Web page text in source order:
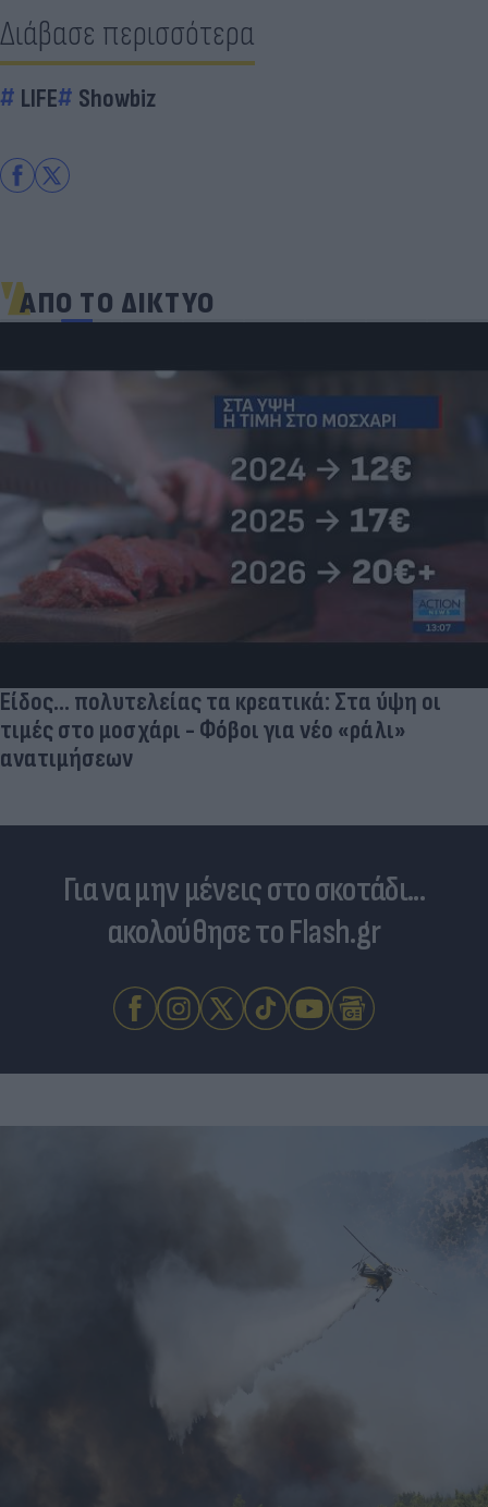
Διάβασε περισσότερα
LIFE Showbiz
ΑΠΟ ΤΟ ΔΙΚΤΥΟ
Νέο Χωροταξικό Τουρισμού: Οι κανόνες για
επενδύσεις, Airbnb & δόμηση - Ποιες οι
κερδισμένες περιοχές
Για να μην μένεις στο σκοτάδι...
ακολούθησε το Flash.gr